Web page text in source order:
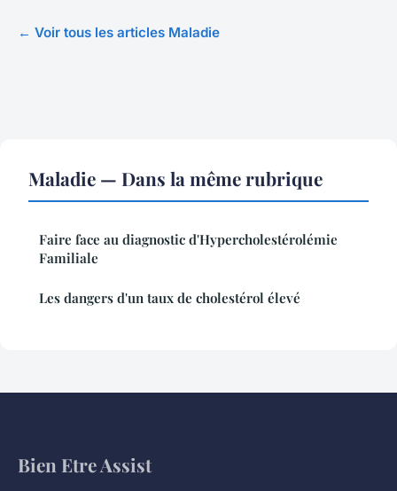
← Voir tous les articles Maladie
Maladie — Dans la même rubrique
Faire face au diagnostic d'Hypercholestérolémie
Familiale
Les dangers d'un taux de cholestérol élevé
Bien Etre Assist